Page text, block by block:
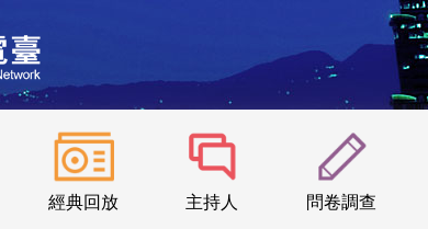
經典回放 主持人 問卷調查